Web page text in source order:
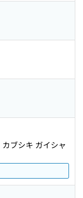
ブシキ ガイシャ